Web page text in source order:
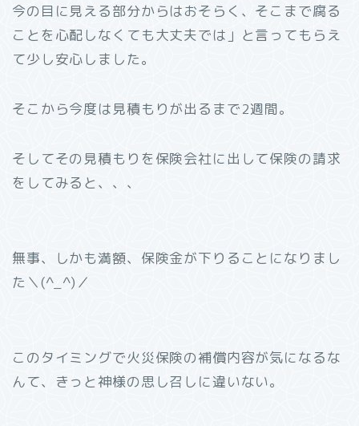
今の目に見える部分からはおそらく、そこまで腐る
ことを心配しなくても大丈夫では」と言ってもらえ
て少し安心しました。
そこから今度は見積もりが出るまで2週間。
そしてその見積もりを保険会社に出して保険の請求
をしてみると、、、
無事、しかも満額、保険金が下りることになりまし
た＼(^_^)／
このタイミングで火災保険の補償内容が気になるな
んて、きっと神様の思し召しに違いない。